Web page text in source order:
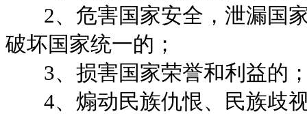
2、危害国家安全，泄漏国
破坏国家统一的；
3、损害国家荣誉和利益的
4、煽动民族仇恨、民族歧